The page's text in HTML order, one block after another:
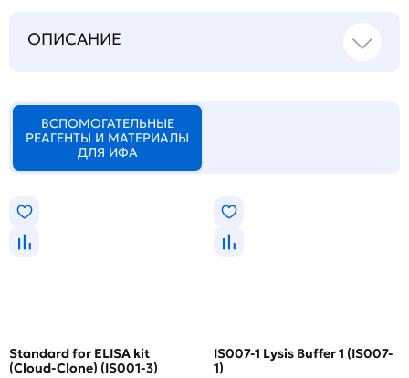
ОПИСАНИЕ
ВСПОМОГАТЕЛЬНЫЕ
РЕАГЕНТЫ И МАТЕРИАЛЫ
ДЛЯ ИФА
Standard for ELISA kit
(Cloud-Clone) (IS001-3)
IS007-1 Lysis Buffer 1 (IS007-
1)